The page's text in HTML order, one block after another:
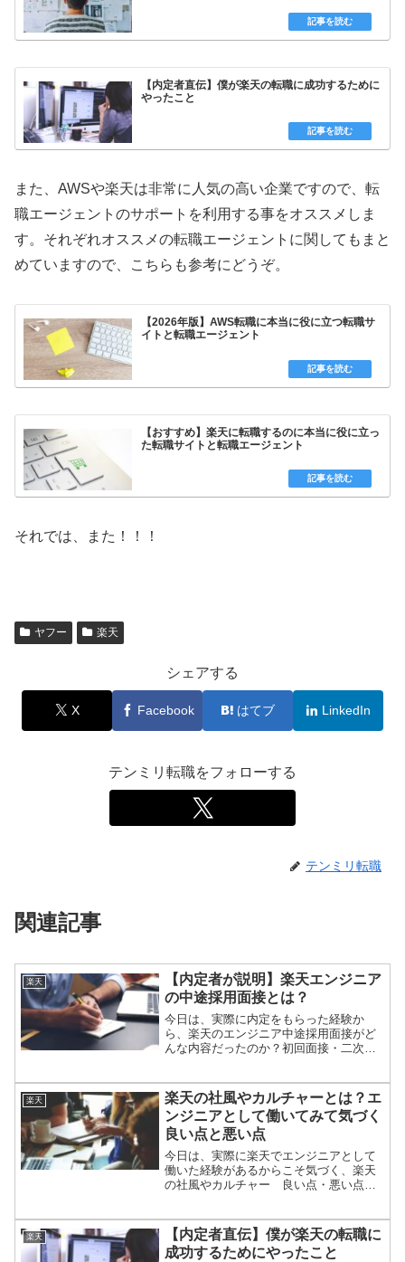
【内定者直伝】僕が楽天の転職に成功するために
やったこと
また、AWSや楽天は非常に人気の高い企業ですので、転
職エージェントのサポートを利用する事をオススメしま
す。それぞれオススメの転職エージェントに関してもまと
めていますので、こちらも参考にどうぞ。
【2026年版】AWS転職に本当に役に立つ転職サ
イトと転職エージェント
【おすすめ】楽天に転職するのに本当に役に立っ
た転職サイトと転職エージェント
それでは、また！！！
ヤフー 楽天
シェアする
X Facebook はてブ LinkedIn
テンミリ転職をフォローする
テンミリ転職
関連記事
楽天
【内定者が説明】楽天エンジニア
の中途採用面接とは？
今日は、実際に内定をもらった経験か
ら、楽天のエンジニア中途採用面接がど
んな内容だったのか？初回面接・二次面
楽天
楽天の社風やカルチャーとは？エ
ンジニアとして働いてみて気づく
良い点と悪い点
今日は、実際に楽天でエンジニアとして
働いた経験があるからこそ気づく、楽天
の社風やカルチャー 良い点・悪い点な
楽天
【内定者直伝】僕が楽天の転職に
成功するためにやったこと